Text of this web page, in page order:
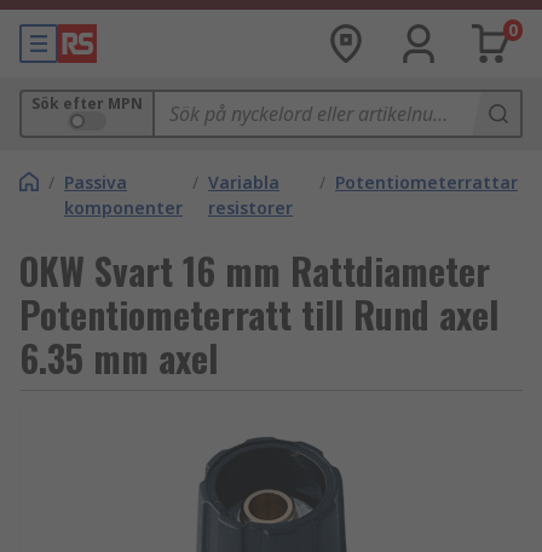
0
Sök efter MPN
/ Passiva
komponenter
/ Variabla
resistorer
/ Potentiometerrattar
OKW Svart 16 mm Rattdiameter
Potentiometerratt till Rund axel
6.35 mm axel